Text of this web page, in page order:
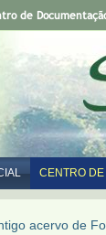
CENTRO
de
acervo de